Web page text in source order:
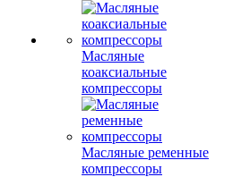
Масляные
коаксиальные
компрессоры
Масляные ременные
компрессоры